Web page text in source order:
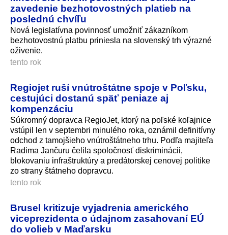
zavedenie bezhotovostných platieb na
poslednú chvíľu
Nová legislatívna povinnosť umožniť zákazníkom
bezhotovostnú platbu priniesla na slovenský trh výrazné
oživenie.
tento rok
Regiojet ruší vnútroštátne spoje v Poľsku,
cestujúci dostanú späť peniaze aj
kompenzáciu
Súkromný dopravca RegioJet, ktorý na poľské koľajnice
vstúpil len v septembri minulého roka, oznámil definitívny
odchod z tamojšieho vnútroštátneho trhu. Podľa majiteľa
Radima Jančuru čelila spoločnosť diskriminácii,
blokovaniu infraštruktúry a predátorskej cenovej politike
zo strany štátneho dopravcu.
tento rok
Brusel kritizuje vyjadrenia amerického
viceprezidenta o údajnom zasahovaní EÚ
do volieb v Maďarsku